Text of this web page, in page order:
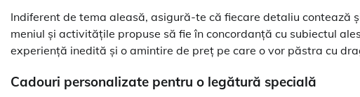
Indiferent de tema aleasă, asigură-te că fiecare detaliu contează
meniul și activitățile propuse să fie în concordanță cu subiectul
experiență inedită și o amintire de preț pe care o vor păstra cu
Cadouri personalizate pentru o legătură specială